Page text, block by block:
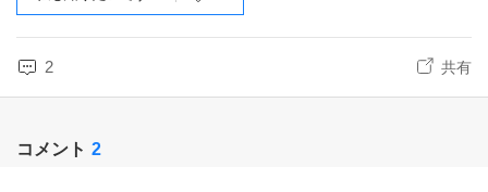
2 共有
コメント 2